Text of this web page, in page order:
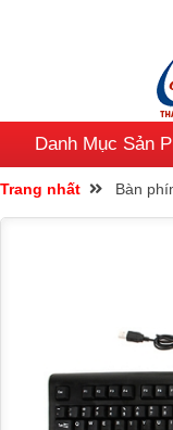
Danh Mục Sản
Trang nhất Bàn